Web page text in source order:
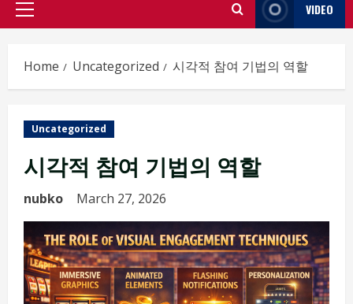
Primary
VIDEO
Home Uncategorized 시각적 참여 기법의 역할
Uncategorized
시각적 참여 기법의 역할
nubko March 27, 2026